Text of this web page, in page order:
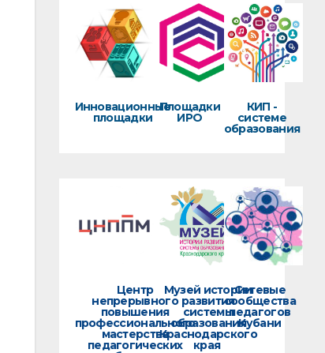
Инновационные
площадки
Площадки
ИРО
КИП -
системе
образования
Центр
непрерывного
повышения
профессионального
мастерства
педагогических
Музей истории
развития
системы
образования
Краснодарского
края
Сетевые
сообщества
педагогов
Кубани